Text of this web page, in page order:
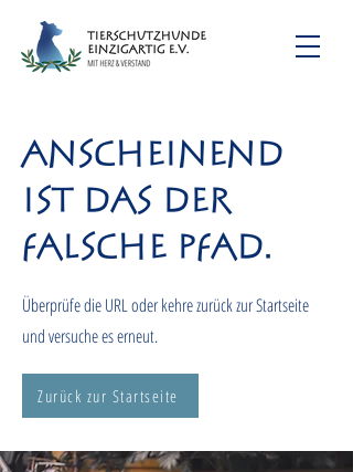
Anscheinend
ist das der
falsche Pfad.
Überprüfe die URL oder kehre zurück zur Startseite
und versuche es erneut.
Zurück zur Startseite